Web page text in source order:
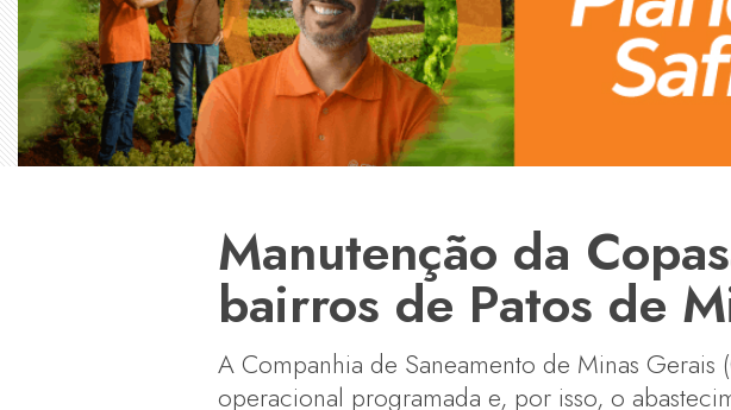
Manutenção da
bairros de Patos de
A Companhia de Saneamento de Minas
operacional programada e, por isso, o